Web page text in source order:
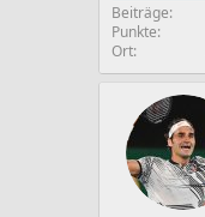
Beiträge
Punkte
Ort